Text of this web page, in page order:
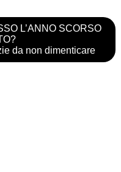
L’ANNO SCORSO
da non dimenticare